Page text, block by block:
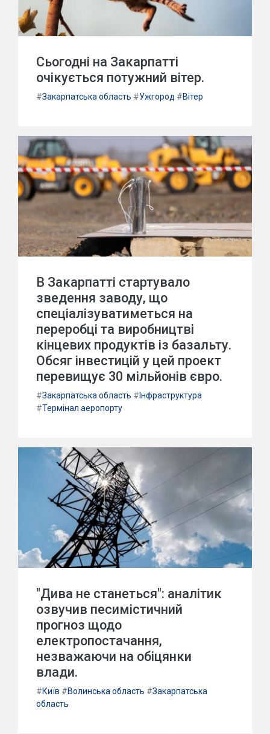
Сьогодні на Закарпатті
очікується потужний вітер.
#Закарпатська область #Ужгород #Вітер
В Закарпатті стартувало
зведення заводу, що
спеціалізуватиметься на
переробці та виробництві
кінцевих продуктів із базальту.
Обсяг інвестицій у цей проект
перевищує 30 мільйонів євро.
#Закарпатська область # Інфраструктура
#Термінал аеропорту
"Дива не станеться": аналітик
озвучив песимістичний
прогноз щодо
електропостачання,
незважаючи на обіцянки
влади.
#Київ #Волинська область #Закарпатська
область